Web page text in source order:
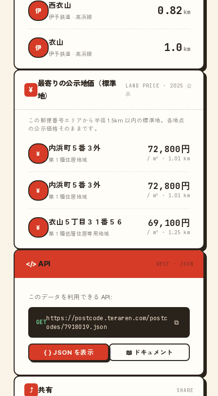
伊
西衣山
伊予鉄道 · 高浜線 0.82 km
伊
衣山
伊予鉄道 · 高浜線 1.0 km
¥
最寄りの公示地価（標準
地）
LAND PRICE · 2025 公
示
この郵便番号エリアから半径 1.5km 以内の標準地。各地点
の公示価格そのままです。
¥
内浜町５番３外
第１種住居地域
72,800円
/ m² · 1.01 km
¥
内浜町５番３外
第１種住居地域
72,800円
/ m² · 1.01 km
¥
衣山５丁目３１番５６
第１種低層住居専用地域
69,100円
/ m² · 1.25 km
</> API REST · JSON
このデータを利用できる API:
GET
https://postcode.teraren.com/postc
odes/7918019.json
⧉
{ } JSON を表示 📖 ドキュメント
⤴ 共有 SHARE